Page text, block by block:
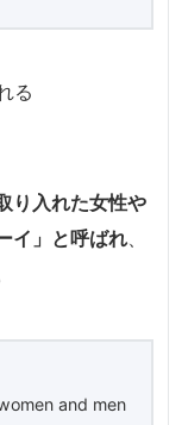
る
り入れた女性や
イ」と呼ばれ、
and men